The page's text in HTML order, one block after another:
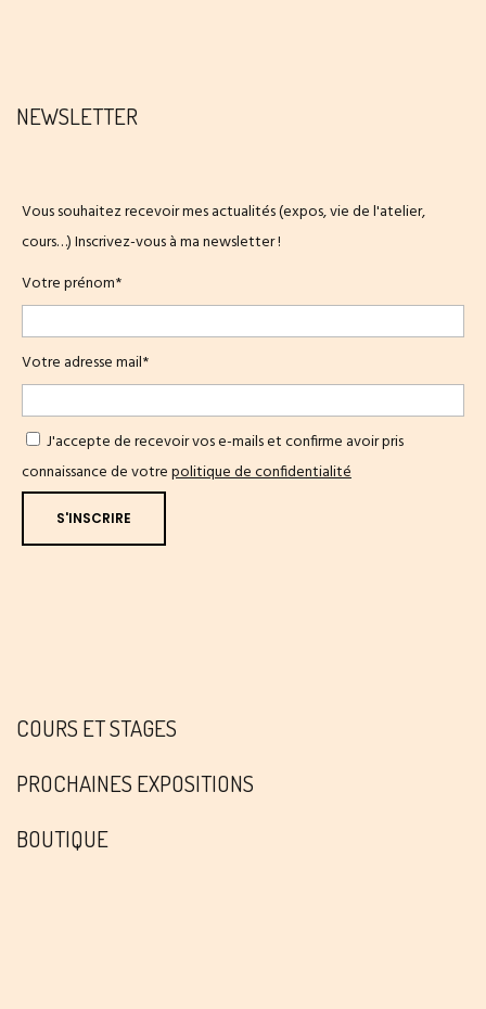
NEWSLETTER
Vous souhaitez recevoir mes actualités (expos, vie de l'atelier,
cours…) Inscrivez-vous à ma newsletter !
Votre prénom*
Votre adresse mail*
J'accepte de recevoir vos e-mails et confirme avoir pris
connaissance de votrepolitique de confidentialité
COURS ET STAGES
PROCHAINES EXPOSITIONS
BOUTIQUE